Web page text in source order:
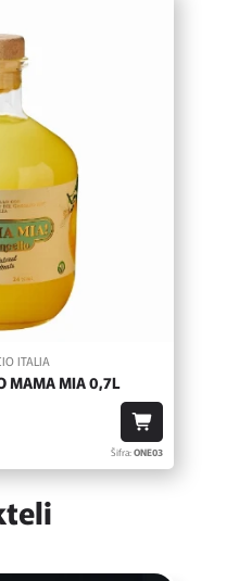
ITALIA
MAMA MIA 0,7L
Šifra:ONE03